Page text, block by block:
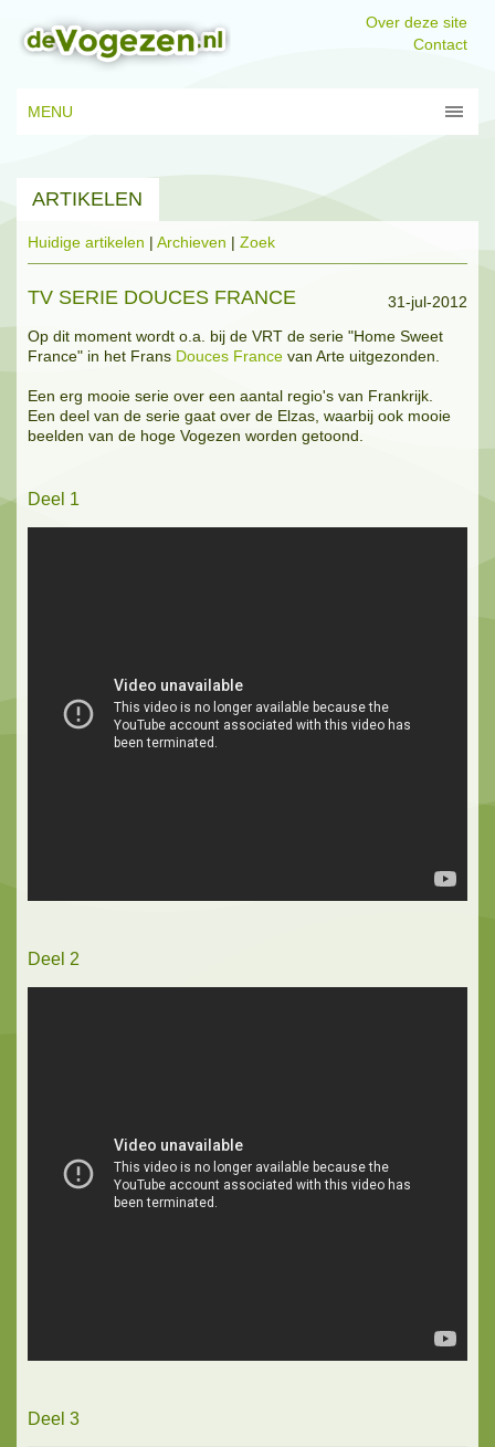
Over deze site
Contact
MENU
ARTIKELEN
Huidige artikelen | Archieven | Zoek
TV SERIE DOUCES FRANCE
31-jul-2012
Op dit moment wordt o.a. bij de VRT de serie "Home Sweet
France" in het Frans Douces France van Arte uitgezonden.
Een erg mooie serie over een aantal regio's van Frankrijk.
Een deel van de serie gaat over de Elzas, waarbij ook mooie
beelden van de hoge Vogezen worden getoond.
Deel 1
Deel 2
Deel 3